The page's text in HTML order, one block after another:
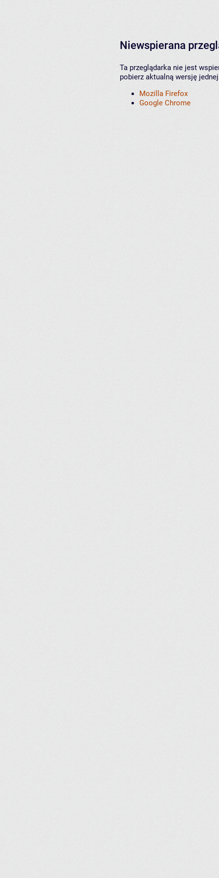
Niewspierana
Ta przeglądarka nie jest
pobierz aktualną wersję
Mozilla Firefox
Google Chrome